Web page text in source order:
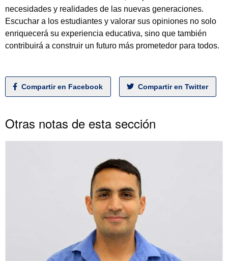
necesidades y realidades de las nuevas generaciones.
Escuchar a los estudiantes y valorar sus opiniones no solo
enriquecerá su experiencia educativa, sino que también
contribuirá a construir un futuro más prometedor para todos.
Compartir en Facebook Compartir en Twitter
Otras notas de esta sección